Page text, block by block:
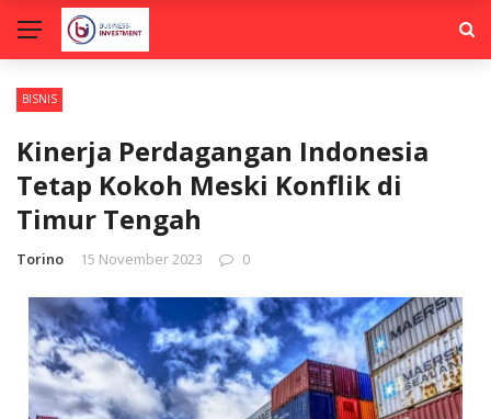
BISNIS
Kinerja Perdagangan Indonesia
Tetap Kokoh Meski Konflik di
Timur Tengah
Torino 15 November 2023 0